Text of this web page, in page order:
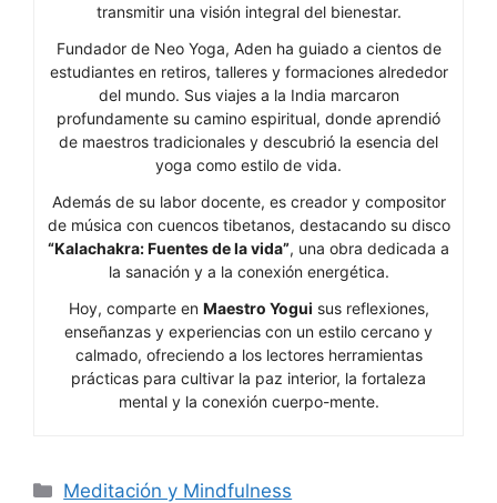
transmitir una visión integral del bienestar.
Fundador de Neo Yoga, Aden ha guiado a cientos de
estudiantes en retiros, talleres y formaciones alrededor
del mundo. Sus viajes a la India marcaron
profundamente su camino espiritual, donde aprendió
de maestros tradicionales y descubrió la esencia del
yoga como estilo de vida.
Además de su labor docente, es creador y compositor
de música con cuencos tibetanos, destacando su disco
“Kalachakra: Fuentes de la vida”, una obra dedicada a
la sanación y a la conexión energética.
Hoy, comparte en Maestro Yogui sus reflexiones,
enseñanzas y experiencias con un estilo cercano y
calmado, ofreciendo a los lectores herramientas
prácticas para cultivar la paz interior, la fortaleza
mental y la conexión cuerpo-mente.
Categorías
Meditación y Mindfulness